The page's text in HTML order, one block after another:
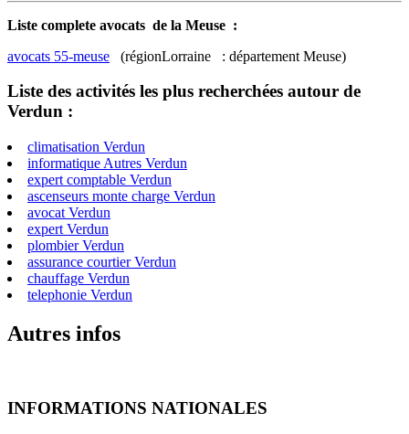
Liste complete avocats de la Meuse :
avocats 55-meuse (régionLorraine : département Meuse)
Liste des activités les plus recherchées autour de
Verdun :
climatisation Verdun
informatique Autres Verdun
expert comptable Verdun
ascenseurs monte charge Verdun
avocat Verdun
expert Verdun
plombier Verdun
assurance courtier Verdun
chauffage Verdun
telephonie Verdun
Autres infos
INFORMATIONS NATIONALES